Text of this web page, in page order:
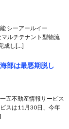
シーアールイー
マルチテナント型物流
成し[…]
部は最悪期脱し
五不動産情報サービス
スは11月30日、今年